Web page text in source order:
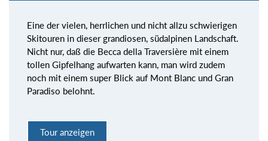
Eine der vielen, herrlichen und nicht allzu schwierigen
Skitouren in dieser grandiosen, südalpinen Landschaft.
Nicht nur, daß die Becca della Traversière mit einem
tollen Gipfelhang aufwarten kann, man wird zudem
noch mit einem super Blick auf Mont Blanc und Gran
Paradiso belohnt.
Tour anzeigen